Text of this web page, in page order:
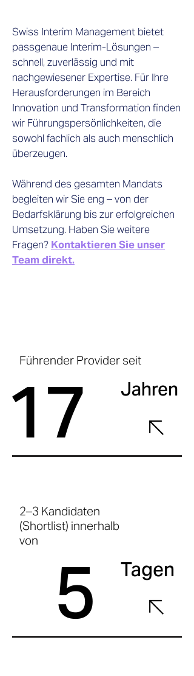
Swiss Interim Management bietet
passgenaue Interim-Lösungen –
schnell, zuverlässig und mit
nachgewiesener Expertise. Für Ihre
Herausforderungen im Bereich
Innovation und Transformation finden
wir Führungspersönlichkeiten, die
sowohl fachlich als auch menschlich
überzeugen.
Während des gesamten Mandats
begleiten wir Sie eng – von der
Bedarfsklärung bis zur erfolgreichen
Umsetzung. Haben Sie weitere
Fragen? Kontaktieren Sie unser
Team direkt.
Führender Provider seit
17 Jahren
2–3 Kandidaten
(Shortlist) innerhalb
von
5 Tagen